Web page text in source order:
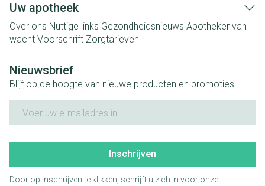
Uw apotheek
Over ons Nuttige links Gezondheidsnieuws Apotheker van
wacht Voorschrift Zorgtarieven
Nieuwsbrief
Blijf op de hoogte van nieuwe producten en promoties
Inschrijven
Door op inschrijven te klikken, schrijft u zich in voor onze